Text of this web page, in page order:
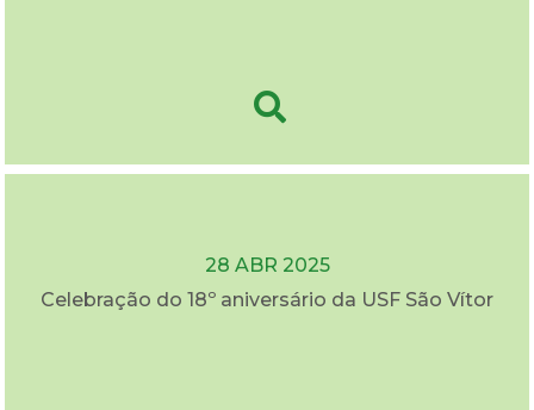
28 ABR 2025
Celebração do 18º aniversário da USF São Vítor